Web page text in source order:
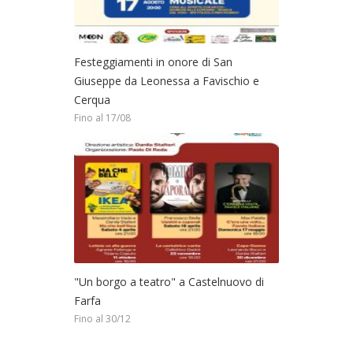
Festeggiamenti in onore di San
Giuseppe da Leonessa a Favischio e
Cerqua
Fino al 17/08
"Un borgo a teatro" a Castelnuovo di
Farfa
Fino al 30/12